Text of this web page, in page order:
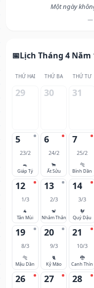
Một ngày
—
Lịch Tháng 4 Năm
THỨ HAI THỨ BA THỨ TƯ
29 30 31
5
23/2
🐀
Giáp Tý
6
24/2
🐂
Ất Sửu
7
25/2
🐅
Bính Dần
12
1/3
🐐
Tân Mùi
13
2/3
🐒
Nhâm Thân
14
3/3
🐓
Quý Dậu
19
8/3
🐅
Mậu Dần
20
9/3
🐈
Kỷ Mão
21
10/3
🐉
Canh Thìn
26 27 28